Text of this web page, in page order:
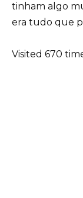
tinham algo
era tudo que
Visited 670